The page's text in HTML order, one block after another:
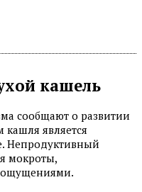
кашель
сообщают о развитии
является
Непродуктивный
мокроты,
ощущениями.